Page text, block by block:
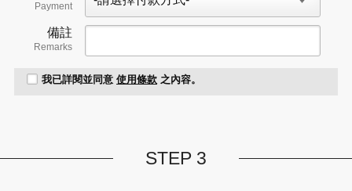
Payment
備註
Remarks
我已詳閱並同意 使用條款 之內容。
STEP 3